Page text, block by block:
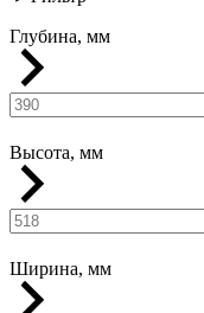
Глубина, мм
Высота, мм
Ширина, мм